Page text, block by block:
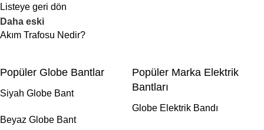
Listeye geri dön
Daha eski
Akım Trafosu Nedir?
Popüler Globe Bantlar
Siyah Globe Bant
Beyaz Globe Bant
Popüler Marka Elektrik
Bantları
Globe Elektrik Bandı